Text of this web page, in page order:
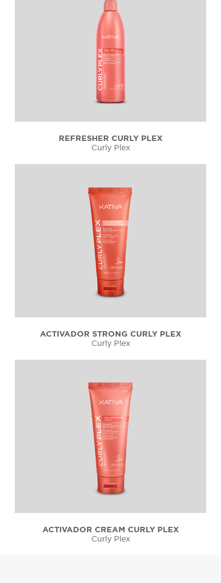
REFRESHER CURLY PLEX
Curly Plex
ACTIVADOR STRONG CURLY PLEX
Curly Plex
ACTIVADOR CREAM CURLY PLEX
Curly Plex